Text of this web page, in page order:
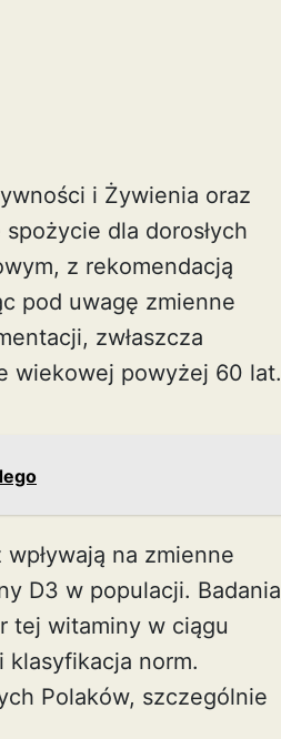
i Żywienia oraz
dla dorosłych
z rekomendacją
pod uwagę zmienne
zwłaszcza
wiekowej powyżej 60 lat.
na zmienne
D3 w populacji. Badania
tej witaminy w ciągu
norm.
Polaków, szczególnie